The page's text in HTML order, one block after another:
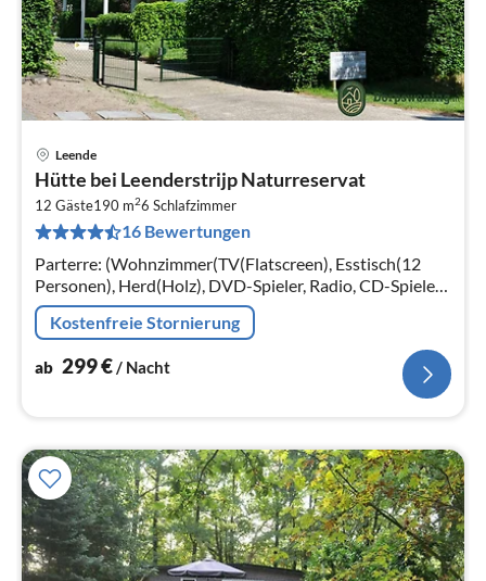
Leende
Hütte bei Leenderstrijp Naturreservat
12 Gäste190 m26 Schlafzimmer
16 Bewertungen
Parterre: (Wohnzimmer(TV(Flatscreen), Esstisch(12
Personen), Herd(Holz), DVD-Spieler, Radio, CD-Spieler,
Stereoanlage), Wohnküche(Bar(Esstheke),
Kochherd(Gas)
Kostenfreie Stornierung
ab 299€/ Nacht